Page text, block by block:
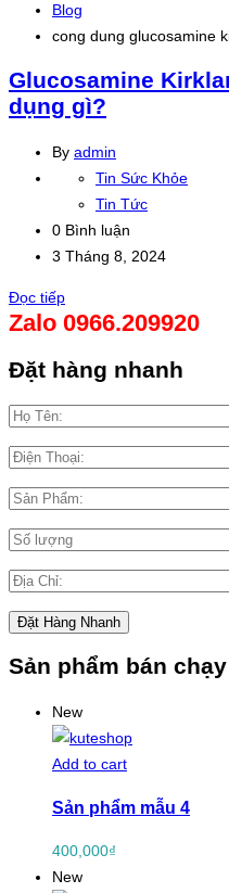
Blog
cong dung glucosamine
Glucosamine
dụng gì?
By admin
Tin Sức Khỏe
Tin Tức
0 Bình luận
3 Tháng 8, 2024
Đọc tiếp
Zalo 0966.209920
Đặt hàng nhanh
Sản phẩm bán chạy
New
Add to cart
Sản phẩm mẫu 4
400,000₫
New